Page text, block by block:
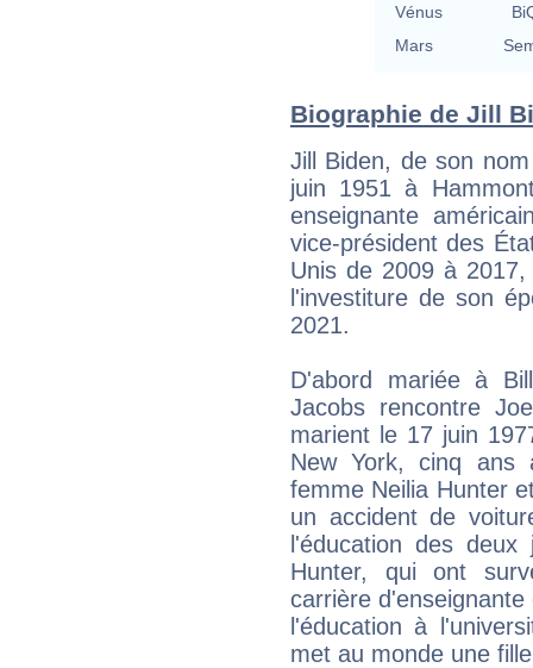
Vénus
Mars
Biographie de Jill
Jill Biden, de son
juin 1951 à
enseignante
vice-président des
Unis de 2009 à
l'investiture de son
2021.
D'abord mariée à
Jacobs rencontre
marient le 17 juin
New York, cinq ans
femme Neilia Hunter
un accident de
l'éducation des
Hunter, qui ont
carrière
l'éducation à
met au monde une